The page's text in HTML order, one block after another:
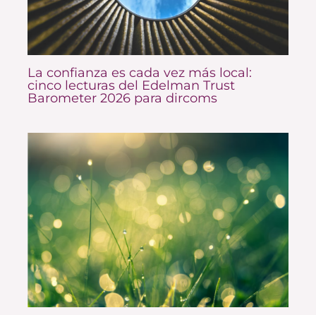
La confianza es cada vez más local:
cinco lecturas del Edelman Trust
Barometer 2026 para dircoms